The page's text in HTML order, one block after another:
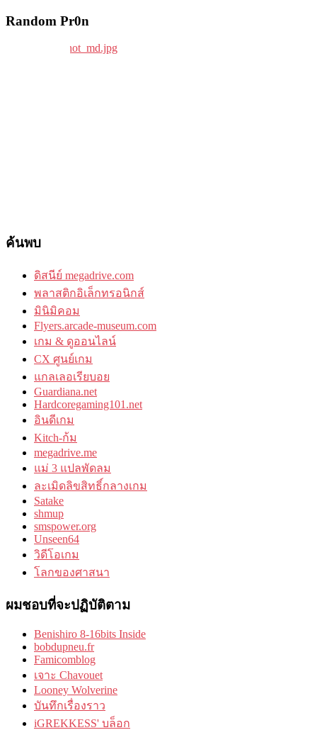
Random Pr0n
ค้นพบ
ดิสนีย์ megadrive.com
พลาสติกอิเล็กทรอนิกส์
มินิมิคอม
Flyers.arcade-museum.com
เกม & ดูออนไลน์
CX ศูนย์เกม
แกลเลอเรียบอย
Guardiana.net
Hardcoregaming101.net
อินดีเกม
Kitch-ก้ม
megadrive.me
แม่ 3 แปลพัดลม
ละเมิดลิขสิทธิ์กลางเกม
Satake
shmup
smspower.org
Unseen64
วิดีโอเกม
โลกของศาสนา
ผมชอบที่จะปฏิบัติตาม
Benishiro 8-16bits Inside
bobdupneu.fr
Famicomblog
เจาะ Chavouet
Looney Wolverine
บันทึกเรื่องราว
iGREKKESS' บล็อก